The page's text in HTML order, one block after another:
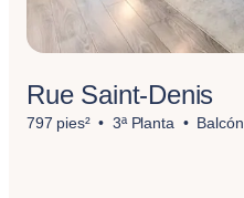
Rue Saint-Denis
797 pies² 3ª Planta Balcón